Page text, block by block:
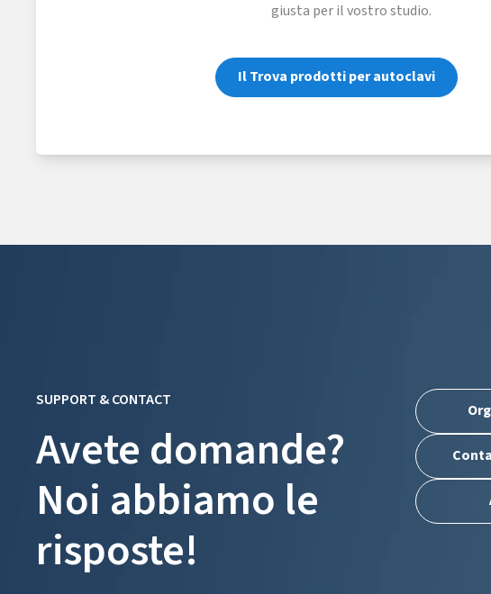
giusta per il vostro studio.
Il Trova prodotti per autoclavi
SUPPORT & CONTACT
Avete domande?
Noi abbiamo le
risposte!